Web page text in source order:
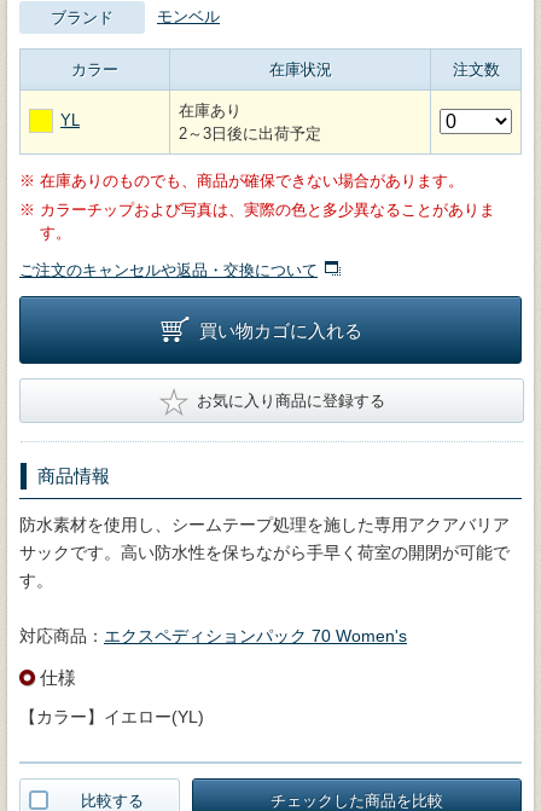
ブランド モンベル
カラー 在庫状況 注文数
YL
在庫あり
2～3日後に出荷予定
※ 在庫ありのものでも、商品が確保できない場合があります。
※ カラーチップおよび写真は、実際の色と多少異なることがありま
す。
ご注文のキャンセルや返品・交換について
買い物カゴに入れる
★ お気に入り商品に登録する
商品情報
防水素材を使用し、シームテープ処理を施した専用アクアバリア
サックです。高い防水性を保ちながら手早く荷室の開閉が可能で
す。
対応商品： エクスペディションパック 70 Women's
仕様
【カラー】イエロー(YL)
比較する チェックした商品を比較